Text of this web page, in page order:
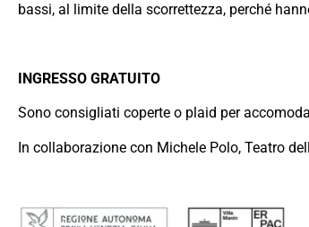
bassi, al limite della scorrettezza, perché
INGRESSO GRATUITO
Sono consigliati coperte o plaid per
In collaborazione con Michele Polo, Teatro